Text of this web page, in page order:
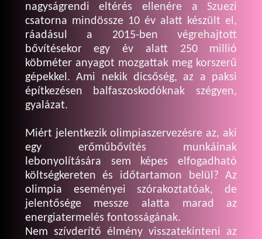
nagyságrendi eltérés ellenére a Szuezi
csatorna mindössze 10 év alatt készült el,
ráadásul a 2015-ben végrehajtott
bővítésekor egy év alatt 250 millió
köbméter anyagot mozgattak meg korszerű
gépekkel. Ami nekik dicsőség, az a paksi
építkezésen balfaszoskodóknak szégyen,
gyalázat.
Miért jelentkezik olimpiaszervezésre az, aki
egy erőműbővítés munkáinak
lebonyolítására sem képes elfogadható
költségkereten és időtartamon belül? Az
olimpia eseményei szórakoztatóak, de
jelentősége messze alatta marad az
energiatermelés fontosságának.
Nem szívderítő élmény visszatekinteni az